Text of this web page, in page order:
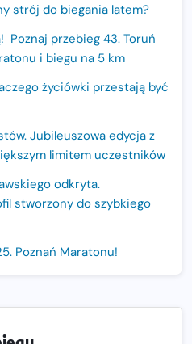
strój do biegania latem?
Poznaj przebieg 43. Toruń
i biegu na 5 km
życiówki przestają być
Jubileuszowa edycja z
limitem uczestników
odkryta.
stworzony do szybkiego
Poznań Maratonu!